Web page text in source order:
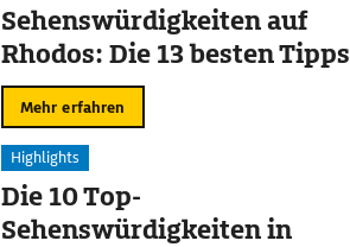
Sehenswürdigkeiten auf
Rhodos: Die 13 besten Tipps
Mehr erfahren
Highlights
Die 10 Top-
Sehenswürdigkeiten in